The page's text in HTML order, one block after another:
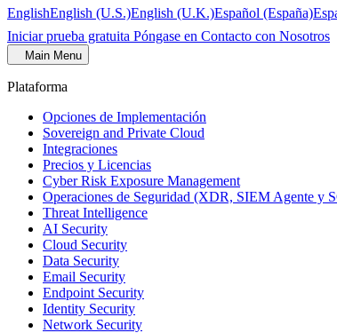
EnglishEnglish (U.S.)English (U.K.)Español (España)
Iniciar prueba gratuita Póngase en Contacto con Nosotros
Main Menu
Plataforma
Opciones de Implementación
Sovereign and Private Cloud
Integraciones
Precios y Licencias
Cyber Risk Exposure Management
Operaciones de Seguridad (XDR, SIEM Agente y
Threat Intelligence
AI Security
Cloud Security
Data Security
Email Security
Endpoint Security
Identity Security
Network Security